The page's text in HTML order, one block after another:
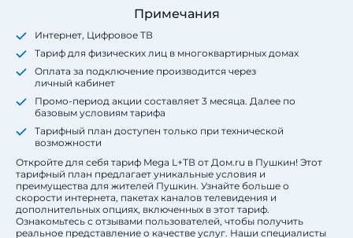
Примечания
Интернет, Цифровое ТВ
Тариф для физических лиц в многоквартирных домах
Оплата за подключение производится через
личный кабинет
Промо-период акции составляет 3 месяца. Далее по
базовым условиям тарифа
Тарифный план доступен только при технической
возможности
Откройте для себя тариф Mega L+ТВ от Дом.ru в Пушкин! Этот
тарифный план предлагает уникальные условия и
преимущества для жителей Пушкин. Узнайте больше о
скорости интернета, пакетах каналов телевидения и
дополнительных опциях, включенных в этот тариф.
Ознакомьтесь с отзывами пользователей, чтобы получить
реальное представление о качестве услуг. Наши специалисты